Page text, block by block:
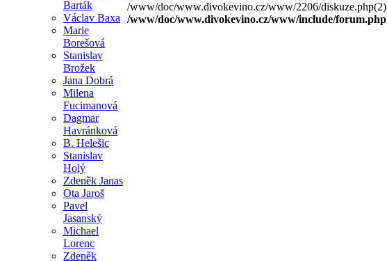
Barták
Václav Baxa
Marie
Borešová
Stanislav
Brožek
Jana Dobrá
Milena
Fucimanová
Dagmar
Havránková
B. Helešic
Stanislav
Holý
Zdeněk Janas
Ota Jaroš
Pavel
Jasanský
Michael
Lorenc
Zdeněk
/www/doc/www.divokevino.cz/www/2206/
/www/doc/www.divokevino.cz/www/include/forum.php